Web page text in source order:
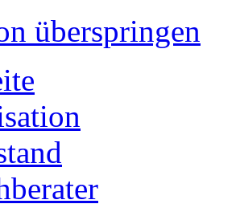
überspringen